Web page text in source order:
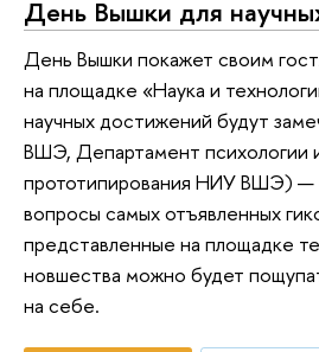
День Вышки для
День Вышки покажет своим
на площадке «Наука и
научных достижений будут
ВШЭ, Департамент психологии
прототипирования НИУ ВШЭ) —
вопросы самых отъявленных
представленные на площадке
новшества можно будет
на себе.